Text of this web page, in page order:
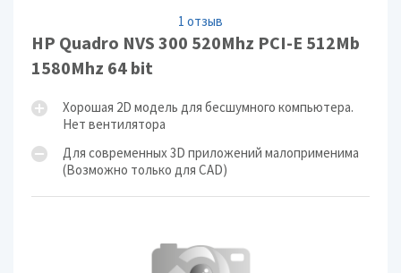
1 отзыв
HP Quadro NVS 300 520Mhz PCI-E 512Mb
1580Mhz 64 bit
Хорошая 2D модель для бесшумного компьютера.
Нет вентилятора
Для современных 3D приложений малоприменима
(Возможно только для CAD)